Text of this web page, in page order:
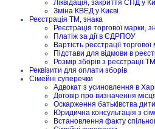
Ліквідація, закриття СПД у
Зміна КВЕД у Києві
Реєстрація ТМ, знака
Реєстрація торгової марки,
Платіж за дії в ЄДРПОУ
Вартість реєстрації торгової
Підстави для відмови в
Розмір зборів з реєстрації
Реквізити для оплати зборів
Сімейні суперечки
Адвокат з усиновлення в
Договір про визначення
Оскарження батьківства
Юридична консультація з
Встановлення факту